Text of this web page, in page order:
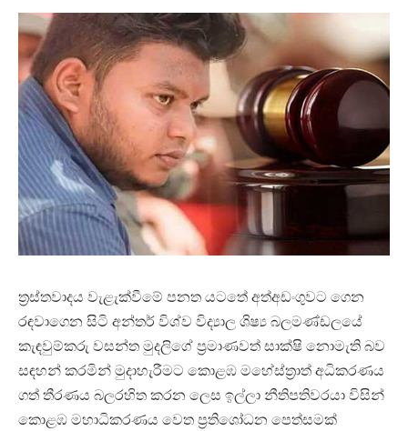
ත්‍රස්තවාදය වැළැක්වීමේ පනත යටතේ අත්අඩංගුවට ගෙන
රඳවාගෙන සිටි අන්තර් විශ්ව විද්‍යාල ශිෂ්‍ය බලමණ්ඩලයේ
කැඳවුම්කරු වසන්ත මුදලිගේ ප්‍රමාණවත් සාක්ෂි නොමැති බව
සඳහන් කරමින් මුදාහැරීමට කොළඹ මහේස්ත්‍රාත් අධිකරණය
ගත් තීරණය බලරහිත කරන ලෙස ඉල්ලා නීතිපතිවරයා විසින්
කොළඹ මහාධිකරණය වෙත ප්‍රතිශෝධන පෙත්සමක්